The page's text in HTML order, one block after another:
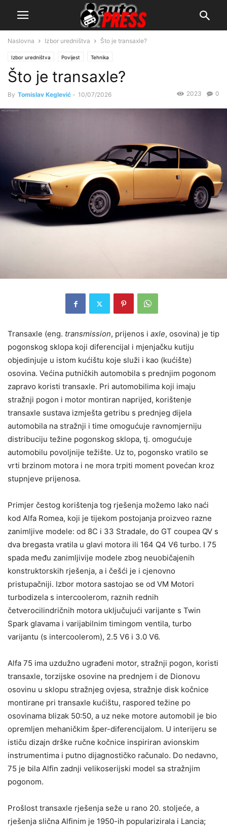
Naslovna Izbor uredništva Što je transaxle?
Izbor uredništva Povijest Tehnika
Što je transaxle?
By Tomislav Keglević - 10/07/2026 0
2023
Transaxle (eng. transmission, prijenos i axle, osovina) je tip
pogonskog sklopa koji diferencijal i mjenjačku kutiju
objedinjuje u istom kućištu koje služi i kao (kućište)
osovina. Većina putničkih automobila s prednjim pogonom
zapravo koristi transaxle. Pri automobilima koji imaju
stražnji pogon i motor montiran naprijed, korištenje
transaxle sustava izmješta getribu s prednjeg dijela
automobila na stražnji i time omogućuje ravnomjerniju
distribuciju težine pogonskog sklopa, tj. omogućuje
automobilu povoljnije težište. Uz to, pogonsko vratilo se
vrti brzinom motora i ne mora trpiti moment povećan kroz
stupnjeve prijenosa.
Primjer čestog korištenja tog rješenja možemo lako naći
kod Alfa Romea, koji je tijekom postojanja proizveo razne
zanimljive modele: od 8C i 33 Stradale, do GT coupea QV s
dva bregasta vratila u glavi motora ili 164 Q4 V6 turbo. I 75
spada među zanimljivije modele zbog neuobičajenih
konstruktorskih rješenja, a i češći je i cjenovno
pristupačniji. Izbor motora sastojao se od VM Motori
turbodizela s intercoolerom, raznih rednih
četverocilindričnih motora uključujući varijante s Twin
Spark glavama i varijabilnim timingom ventila, turbo
varijantu (s intercoolerom), 2.5 V6 i 3.0 V6.
Alfa 75 ima uzdužno ugrađeni motor, stražnji pogon, koristi
transaxle, torzijske osovine na prednjem i de Dionovu
osovinu u sklopu stražnjeg ovjesa, stražnje disk kočnice
montirane pri transaxle kućištu, raspored težine po
osovinama blizak 50:50, a uz neke motore automobil je bio
opremljen mehaničkim šper-diferencijalom. U interijeru se
ističu dizajn drške ručne kočnice inspiriran avionskim
instrumentima i putno dijagnostičko računalo. Do nedavno,
75 je bila Alfin zadnji velikoserijski model sa stražnjim
pogonom.
Prošlost transaxle rješenja seže u rano 20. stoljeće, a
rješenja slična Alfinim je 1950-ih popularizirala i Lancia;